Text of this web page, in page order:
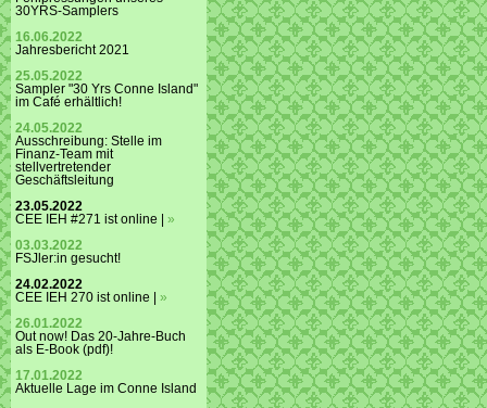
30YRS-Samplers
16.06.2022
Jahresbericht 2021
25.05.2022
Sampler "30 Yrs Conne Island"
im Café erhältlich!
24.05.2022
Ausschreibung: Stelle im
Finanz-Team mit
stellvertretender
Geschäftsleitung
23.05.2022
CEE IEH #271 ist online | »
03.03.2022
FSJler:in gesucht!
24.02.2022
CEE IEH 270 ist online | »
26.01.2022
Out now! Das 20-Jahre-Buch
als E-Book (pdf)!
17.01.2022
Aktuelle Lage im Conne Island